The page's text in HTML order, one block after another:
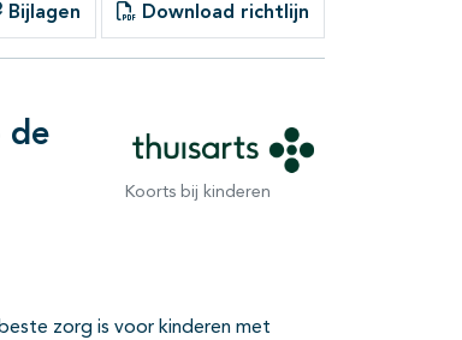
Bijlagen Download richtlijn
de
Koorts bij kinderen
zorg is voor kinderen met